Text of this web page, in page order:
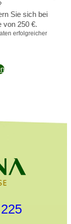
Sie sich bei
von 250 €.
erfolgreicher